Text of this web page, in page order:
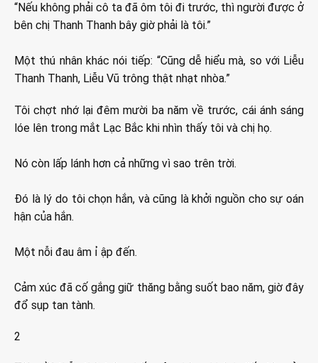
“Nếu không phải cô ta đã ôm tôi đi trước, thì người được ở
bên chị Thanh Thanh bây giờ phải là tôi.”
Một thú nhân khác nói tiếp: “Cũng dễ hiểu mà, so với Liễu
Thanh Thanh, Liễu Vũ trông thật nhạt nhòa.”
Tôi chợt nhớ lại đêm mười ba năm về trước, cái ánh sáng
lóe lên trong mắt Lạc Bắc khi nhìn thấy tôi và chị họ.
Nó còn lấp lánh hơn cả những vì sao trên trời.
Đó là lý do tôi chọn hắn, và cũng là khởi nguồn cho sự oán
hận của hắn.
Một nỗi đau âm ỉ ập đến.
Cảm xúc đã cố gắng giữ thăng bằng suốt bao năm, giờ đây
đổ sụp tan tành.
2